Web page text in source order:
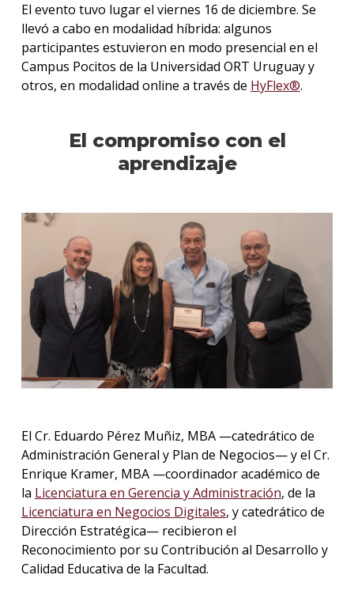
El evento tuvo lugar el viernes 16 de diciembre. Se
llevó a cabo en modalidad híbrida: algunos
participantes estuvieron en modo presencial en el
Campus Pocitos de la Universidad ORT Uruguay y
otros, en modalidad online a través de HyFlex®.
El compromiso con el
aprendizaje
El Cr. Eduardo Pérez Muñiz, MBA —catedrático de
Administración General y Plan de Negocios— y el Cr.
Enrique Kramer, MBA —coordinador académico de
la Licenciatura en Gerencia y Administración, de la
Licenciatura en Negocios Digitales, y catedrático de
Dirección Estratégica— recibieron el
Reconocimiento por su Contribución al Desarrollo y
Calidad Educativa de la Facultad.